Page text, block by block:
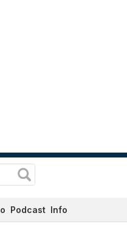
Podcast Info